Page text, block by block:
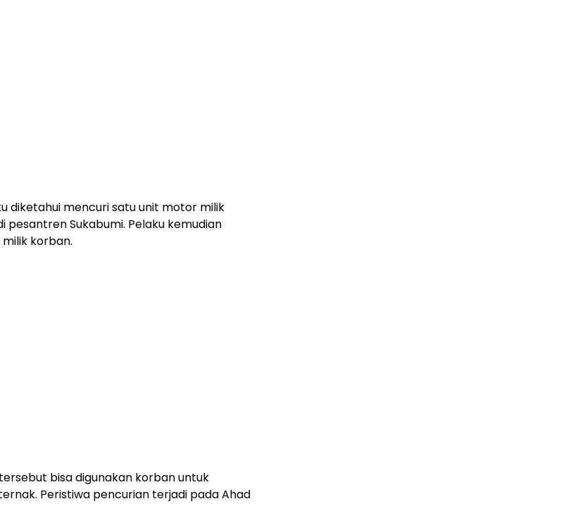
diketahui mencuri satu unit motor milik
pesantren Sukabumi. Pelaku kemudian
korban.
bisa digunakan korban untuk
Peristiwa pencurian terjadi pada Ahad